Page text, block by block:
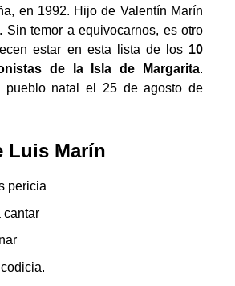
en 1992. Hijo de Valentín Marín
Sin temor a equivocarnos, es otro
estar en esta lista de los 10
de la Isla de Margarita.
pueblo natal el 25 de agosto de
Luis Marín
pericia
cantar